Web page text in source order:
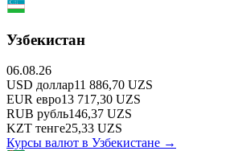
Узбекистан
06.08.26
USD доллар11 886,70 UZS
EUR евро13 717,30 UZS
RUB рубль146,37 UZS
KZT тенге25,33 UZS
Курсы валют в Узбекистане →